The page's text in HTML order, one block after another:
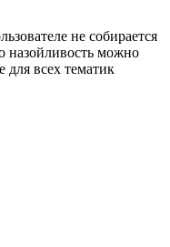
не собирается
назойливость можно
для всех тематик